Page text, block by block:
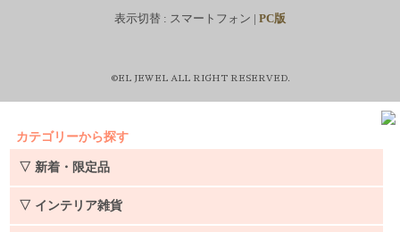
表示切替 : スマートフォン | PC版
©EL JEWEL ALL RIGHT RESERVED.
カテゴリーから探す
▽ 新着・限定品
▽ インテリア雑貨